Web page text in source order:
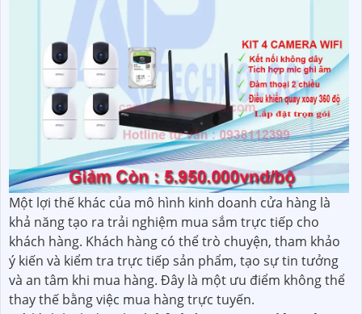
Một lợi thế khác của mô hình kinh doanh cửa hàng là
khả năng tạo ra trải nghiệm mua sắm trực tiếp cho
khách hàng. Khách hàng có thể trò chuyện, tham khảo
ý kiến và kiểm tra trực tiếp sản phẩm, tạo sự tin tưởng
và an tâm khi mua hàng. Đây là một ưu điểm không thể
thay thế bằng việc mua hàng trực tuyến.